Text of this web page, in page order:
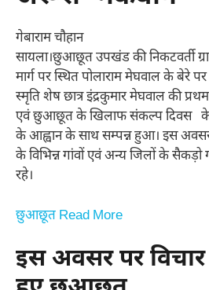
गेबाराम चौहान
सायला।छुआछूत उपखंड की निकटवर्ती
मार्ग पर स्थित पोलाराम मेघवाल के बेरे
स्मृति शेष छात्र इंद्रकुमार मेघवाल की
एवं छुआछूत के खिलाफ संकल्प दिवस के
के आह्वान के साथ सम्पन्न हुआ। इस
के विभिन्न गांवों एवं अन्य जिलों के सैकड़ो
रहे।
छुआछूत Read More
इस अवसर पर